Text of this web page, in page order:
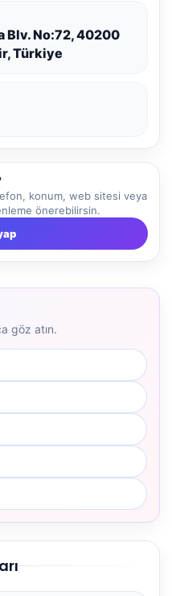
Blv. No:72, 40200
Türkiye
konum, web sitesi veya
önerebilirsin.
göz atın.